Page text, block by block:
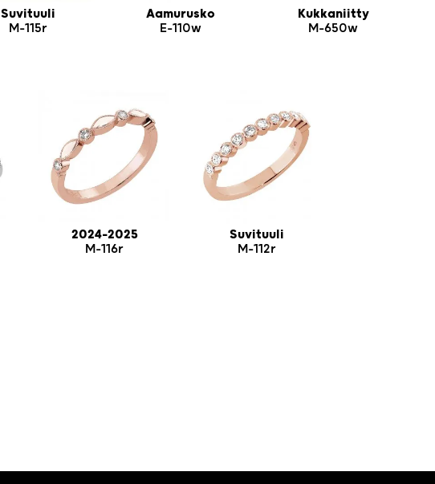
Suvituuli
M-115r
Aamurusko
E-110w
Kukkaniitty
M-650w
2024-2025
M-116r
Suvituuli
M-112r